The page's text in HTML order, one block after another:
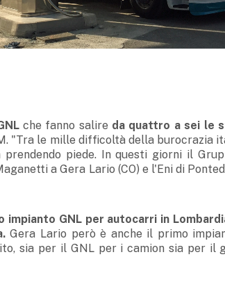
che fanno salire da quattro a sei le
"Tra le mille difficoltà della burocrazia
piede. In questi giorni il
a Gera Lario (CO) e l'Eni di
impianto GNL per autocarri in
Gera Lario però è anche il primo
sia per il GNL per i camion sia per il